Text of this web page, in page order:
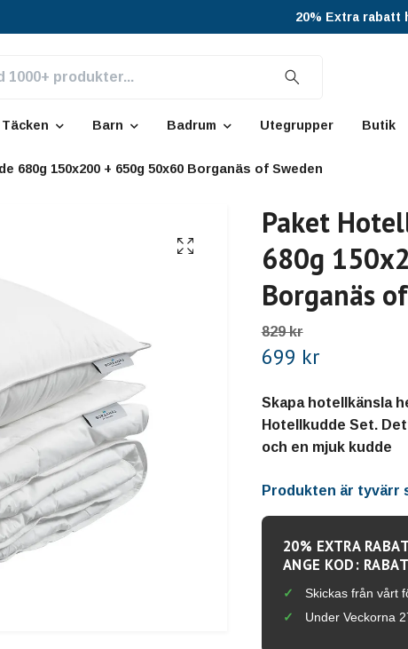
20% Extra rabatt
Täcken Barn Badrum Utegrupper Butik
680g 150x200 + 650g 50x60 Borganäs of Sweden
Paket
680g
Borganäs
829 kr
699 kr
Skapa hotellkänsla
Hotellkudde Set.
och en mjuk kudde
Produkten är tyvärr
20% EXTRA
ANGE KOD:
Skickas från vårt
Under Veckorna